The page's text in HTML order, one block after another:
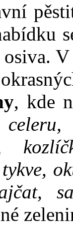
, kde
celeru,